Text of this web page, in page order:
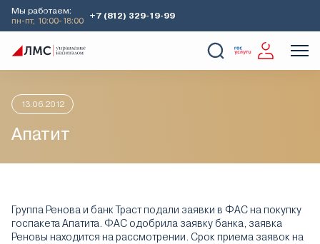
Мы работаем:
пн-пт, 10:00-18:00
+7 (812) 329-19-99
Главная Аналитика
13.06.2012
Апатит
Группа Ренова и банк Траст подали заявки в ФАС на покупку
госпакета Апатита. ФАС одобрила заявку банка, заявка
Реновы находится на рассмотрении. Срок приема заявок на